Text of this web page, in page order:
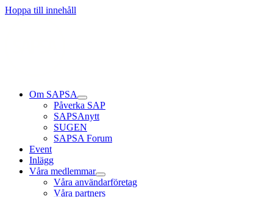
Hoppa till innehåll
Om SAPSA
Påverka SAP
SAPSAnytt
SUGEN
SAPSA Forum
Event
Inlägg
Våra medlemmar
Våra användarföretag
Våra partners